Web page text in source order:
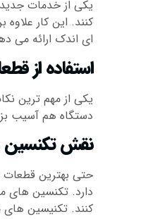
یکی از خدمات
کنند. این کار
ای اندک ارائه می
استفاده از
یکی از مهم ترین
دستگاه هم آسیب
نقش تکنسین
حتی بهترین
دارد. تکنسین های
کنند. تکنیسین های